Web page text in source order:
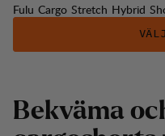
Fulu Cargo Stretch Hybrid
Bekväma oc